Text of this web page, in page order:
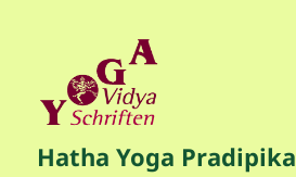
Hatha Yoga Pradipika